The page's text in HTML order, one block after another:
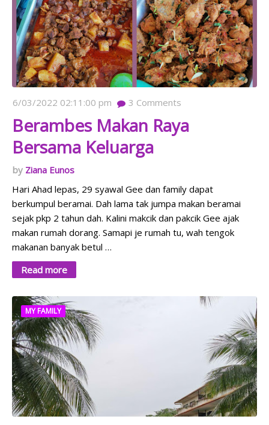
6/03/2022 02:11:00 pm 3 Comments
Berambes Makan Raya
Bersama Keluarga
Ziana Eunos
Hari Ahad lepas, 29 syawal Gee dan family dapat
berkumpul beramai. Dah lama tak jumpa makan beramai
sejak pkp 2 tahun dah. Kalini makcik dan pakcik Gee ajak
makan rumah dorang. Samapi je rumah tu, wah tengok
makanan banyak betul …
Read more
MY FAMILY